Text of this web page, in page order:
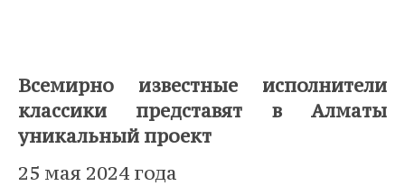
Всемирно известные исполнители
классики представят в Алматы
уникальный проект
25 мая 2024 года